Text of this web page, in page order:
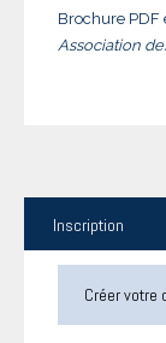
Brochure PDF
Association
Inscription
Créer votre